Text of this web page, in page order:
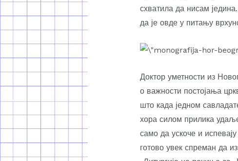
схватила да нисам
да је овде у питању
Доктор уметности из
о важности постојања
што када једном
хора силом прилика
само да ускоче и
готово увек спреман да